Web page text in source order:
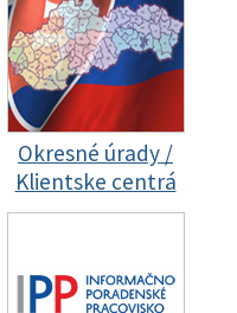
Okresné úrady /
Klientske centrá